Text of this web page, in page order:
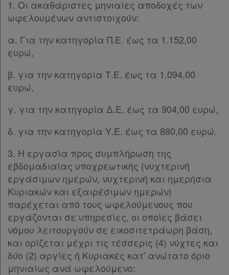
1. Οι ακαθάριστες μηνιαίες αποδοχές των
ωφελουμένων αντιστοιχούν:
α. Για την κατηγορία Π.Ε. έως τα 1.152,00
ευρώ,
β. για την κατηγορία Τ.Ε. έως τα 1.094,00
ευρώ,
γ. για την κατηγορία Δ.Ε. έως τα 904,00 ευρώ,
δ. για την κατηγορία Υ.Ε. έως τα 880,00 ευρώ.
3. Η εργασία προς συμπλήρωση της
εβδομαδιαίας υποχρεωτικής (νυχτερινή
εργάσιμων ημερών, νυχτερινή και ημερήσια
Κυριακών και εξαιρέσιμων ημερών)
παρέχεται από τους ωφελούμενους που
εργάζονται σε υπηρεσίες, οι οποίες βάσει
νόμου λειτουργούν σε εικοσιτετράωρη βάση,
και ορίζεται μέχρι τις τέσσερις (4) νύχτες και
δύο (2) αργίες ή Κυριακές κατ' ανώτατο όριο
μηνιαίως ανά ωφελούμενο: